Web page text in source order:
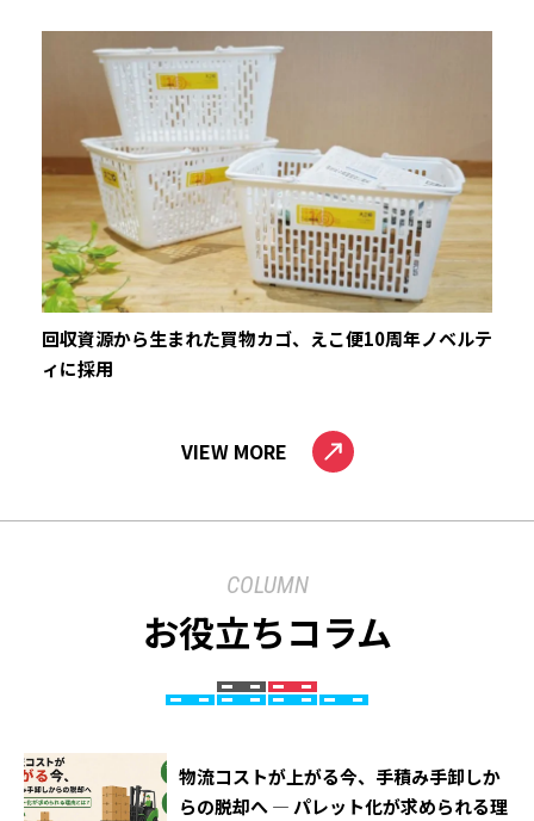
回収資源から生まれた買物カゴ、えこ便10周年ノベルテ
ィに採用
VIEW MORE
COLUMN
お役立ちコラム
物流コストが上がる今、手積み手卸しか
らの脱却へ ― パレット化が求められる理